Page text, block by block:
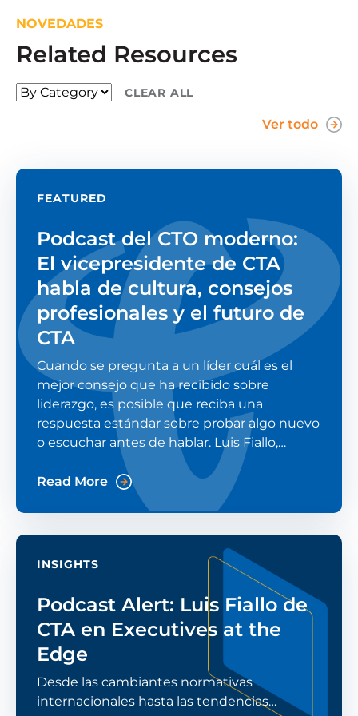
NOVEDADES
Related Resources
CLEAR ALL
Ver todo
FEATURED
Podcast del CTO moderno:
El vicepresidente de CTA
habla de cultura, consejos
profesionales y el futuro de
CTA
Cuando se pregunta a un líder cuál es el
mejor consejo que ha recibido sobre
liderazgo, es posible que reciba una
respuesta estándar sobre probar algo nuevo
o escuchar antes de hablar. Luis Fiallo,
Vicepresidente de China Telecom Americas
(CTA), se hizo esa pregunta en un reciente
episodio del podcast
Read More
INSIGHTS
Podcast Alert: Luis Fiallo de
CTA en Executives at the
Edge
Desde las cambiantes normativas
internacionales hasta las tendencias